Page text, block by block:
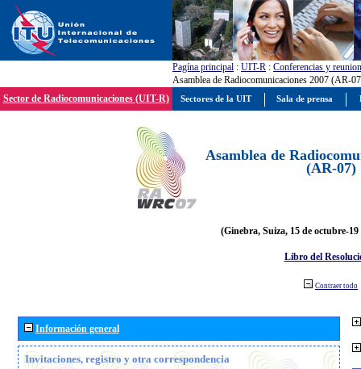
Pagína principal : UIT-R : Conferencias y
Asamblea de Radiocomunicaciones 2007 (AR-
Sector de Radiocomunicaciones (UIT-R)
Asamblea de
(AR-07)
(Ginebra, Suiza, 15 de octubre-19
Libro del
Contraer todo
Información general
Invitaciones, registro y otra correspondencia
Sectores de la UIT Sala de prensa